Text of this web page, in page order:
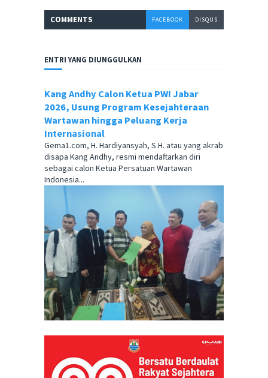
COMMENTS FACEBOOK DISQUS
ENTRI YANG DIUNGGULKAN
Kang Andhy Calon Ketua PWI Jabar
2026, Usung Program Kesejahteraan
Wartawan hingga Peluang Kerja
Internasional
Gema1.com, H. Hardiyansyah, S.H. atau yang akrab
disapa Kang Andhy, resmi mendaftarkan diri
sebagai calon Ketua Persatuan Wartawan
Indonesia...